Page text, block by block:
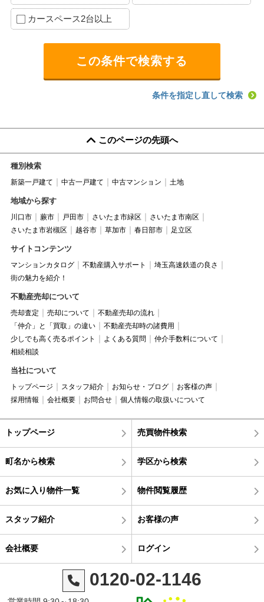
カースペース2台以上
条件を指定し直して検索
このページの先頭へ
種別検索
新築一戸建て 中古一戸建て 中古マンション 土地
地域から探す
川口市 蕨市 戸田市 さいたま市緑区
さいたま市南区
さいたま市岩槻区
越谷市 草加市 春日部市 足立区
サイトコンテンツ
マンションカタログ 不動産購入サポート
埼玉高速鉄道の良さ
街の魅力を紹介！
不動産売却について
売却査定 売却について
不動産売却の流れ
「仲介」と「買取」の違い
不動産売却時の諸費用
少しでも高く売るポイント
よくある質問
仲介手数料について
相続相談
当社について
トップページ スタッフ紹介 お知らせ・ブログ
お客様の声
採用情報
会社概要 お問合せ 個人情報の取扱いについて
トップページ 売買物件検索
町名から検索 学区から検索
お気に入り物件一覧 物件閲覧履歴
スタッフ紹介 お客様の声
会社概要 ログイン
0120-02-1146